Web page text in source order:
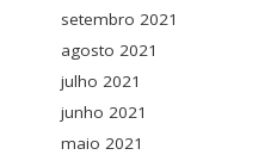
setembro 2021
agosto 2021
julho 2021
junho 2021
maio 2021